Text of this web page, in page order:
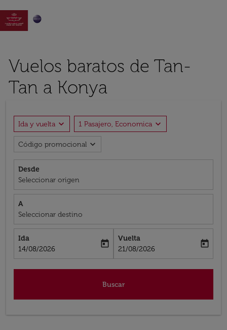

Vuelos baratos de Tan-
Tan a Konya
Ida y vuelta expand_more 1 Pasajero, Economica expand_more
Código promocional expand_more
Desde
Seleccionar origen
A
Seleccionar destino
Ida
fc-booking-departure-date-aria-label
14/08/2026
today
Vuelta
fc-booking-return-date-aria-label
21/08/2026
today
Buscar